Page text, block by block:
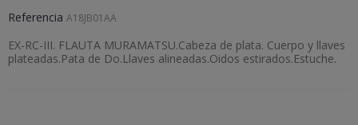
Referencia A18JB01AA
EX-RC-III. FLAUTA MURAMATSU.Cabeza de plata. Cuerpo y llaves
plateadas.Pata de Do.Llaves alineadas.Oidos estirados.Estuche.